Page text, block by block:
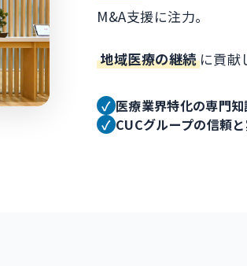
M&A支援に注力。
地域医療の継続に貢献
✓ 医療業界特化の専門
✓ CUCグループの信頼